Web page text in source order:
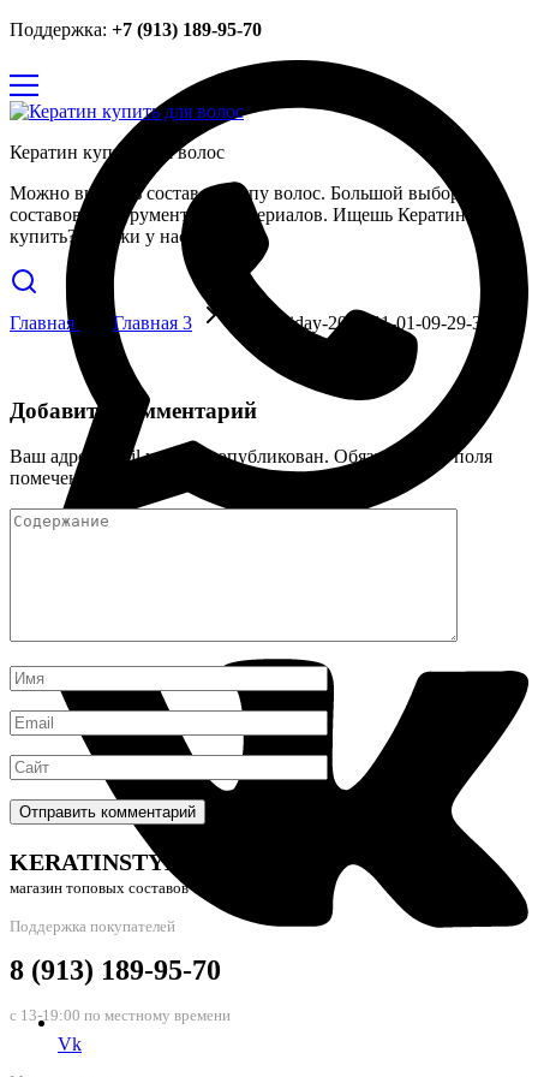
Поддержка: +7 (913) 189-95-70
Vk
Кератин купить для волос
Можно выбрать состав по типу волос. Большой выбор
составов, инструментов и материалов. Ищешь Кератин
купить? Закажи у нас.
Главная Главная 3 black-friday-2022-11-01-09-29-31-utc
Добавить комментарий
Ваш адрес email не будет опубликован. Обязательные поля
помечены
KERATINSTYLE24
магазин топовых составов
Поддержка покупателей
8 (913) 189-95-70
с 13-19:00 по местному времени